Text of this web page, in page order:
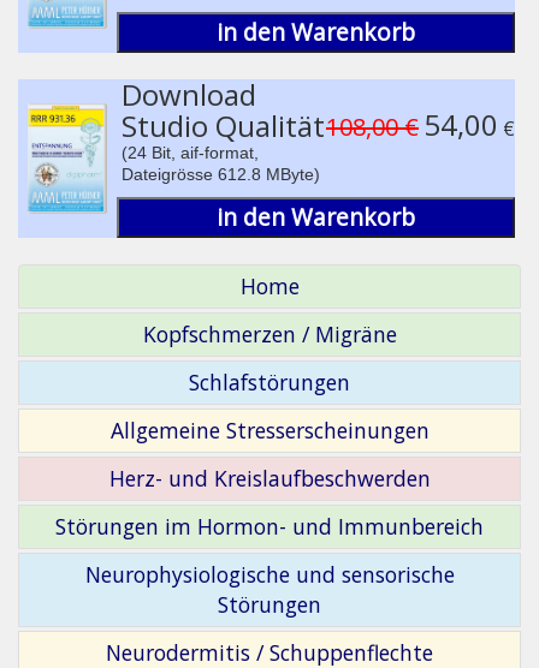
in den Warenkorb
Download
Studio Qualität
(24 Bit, aif-format,
Dateigrösse 612.8 MByte)
108,00 € 54,00 €
in den Warenkorb
Home
Kopfschmerzen / Migräne
Schlafstörungen
Allgemeine Stresserscheinungen
Herz- und Kreislaufbeschwerden
Störungen im Hormon- und Immunbereich
Neurophysiologische und sensorische
Störungen
Neurodermitis / Schuppenflechte